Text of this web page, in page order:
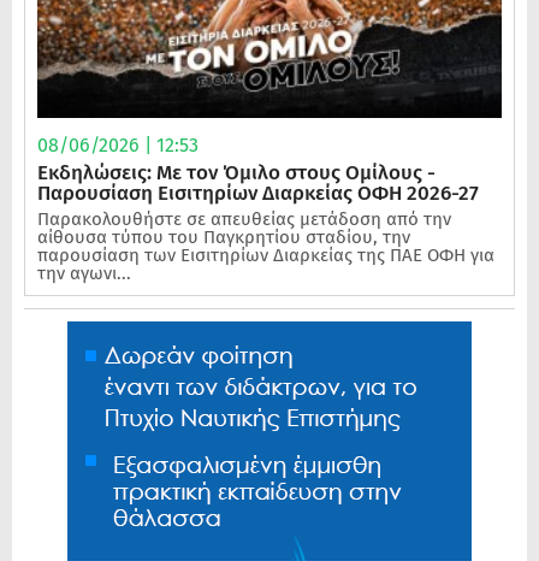
08/06/2026 | 12:53
Εκδηλώσεις: Με τον Όμιλο στους Ομίλους -
Παρουσίαση Εισιτηρίων Διαρκείας ΟΦΗ 2026-27
Παρακολουθήστε σε απευθείας μετάδοση από την
αίθουσα τύπου του Παγκρητίου σταδίου, την
παρουσίαση των Εισιτηρίων Διαρκείας της ΠΑΕ ΟΦΗ για
την αγωνι...